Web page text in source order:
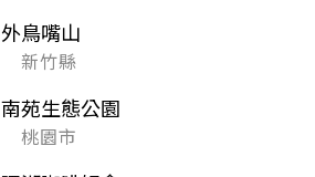
外鳥嘴山
新竹縣
南苑生態公園
桃園市